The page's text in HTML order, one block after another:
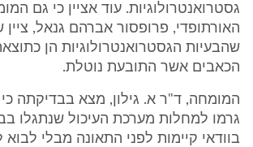
גסטרואנטרולוגיות. עוד אציין כי גם
האורתופדי, פרופסור אברהם גנאל, ציין
שהבעיות הגסטרואנטרולוגיות הן
הכאבים אשר התובעת נוטלת.
המומחה, ד"ר א. גילון, מצא בבדיקתה
גרמו למחלות מערכת העיכול שנתגלו
בוודאי קיימות לפני התאונה מבלי לבוא